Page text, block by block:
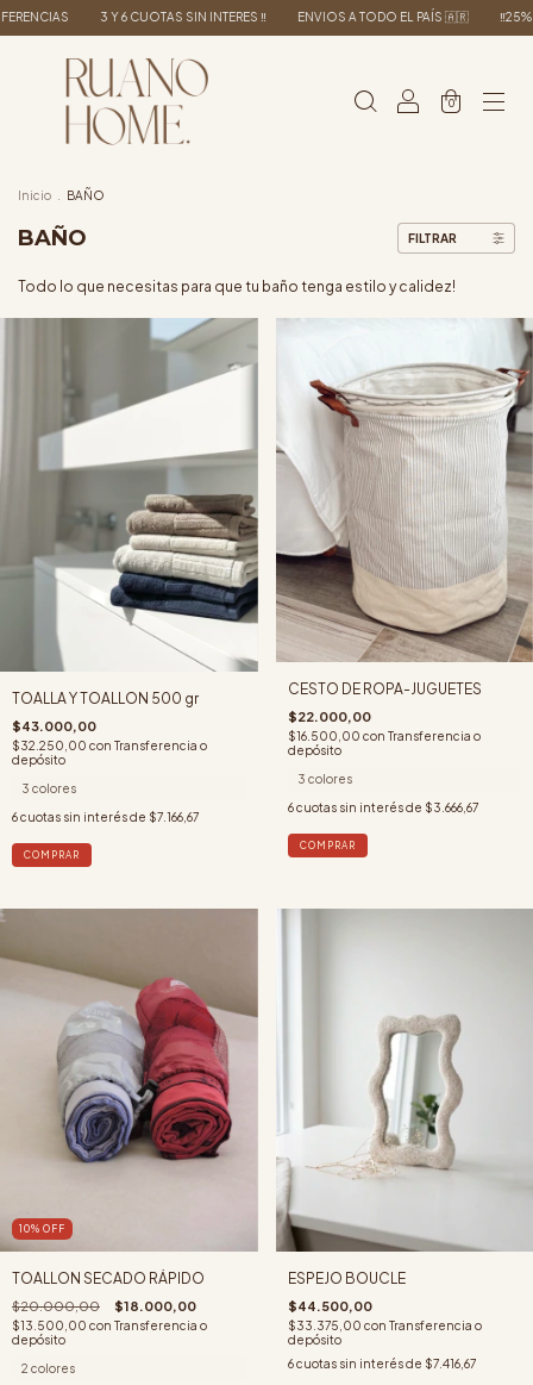
SIN INTERES ‼️ ENVIOS A TODO EL PAÍS 🇦🇷 ‼️25% OFF EN TRANSFERENCIAS
0
Inicio BAÑO
BAÑO FILTRAR
Todo lo que necesitas para que tu baño tenga estilo y calidez!
TOALLA Y TOALLON 500 gr
$43.000,00
$32.250,00 con Transferencia o
depósito
3 colores
6cuotas sin interés de $7.166,67
COMPRAR
CESTO DE ROPA-JUGUETES
$22.000,00
$16.500,00 con Transferencia o
depósito
3 colores
6 cuotas sin interés de $3.666,67
COMPRAR
10% OFF
TOALLON SECADO RÁPIDO
$20.000,00 $18.000,00
$13.500,00 con Transferencia o
depósito
2 colores
ESPEJO BOUCLE
$44.500,00
$33.375,00 con Transferencia o
depósito
6 cuotas sin interés de $7.416,67